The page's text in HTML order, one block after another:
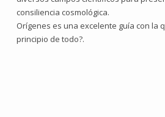
consiliencia cosmológica.
Orígenes es una excelente guía con la
principio de todo?.